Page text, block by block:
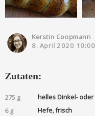
Kerstin Coopmann
8. April 2020 10:00
Zutaten:
275 g
helles Dinkel-
6 g
Hefe, frisch